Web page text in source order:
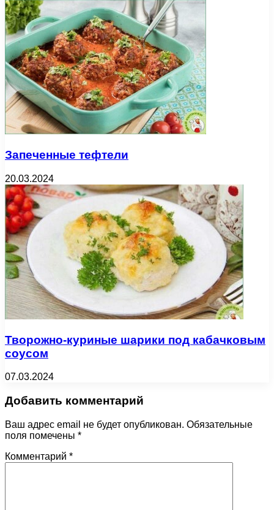
Запеченные тефтели
20.03.2024
Творожно-куриные шарики под кабачковым
соусом
07.03.2024
Добавить комментарий
Ваш адрес email не будет опубликован. Обязательные
поля помечены *
Комментарий *